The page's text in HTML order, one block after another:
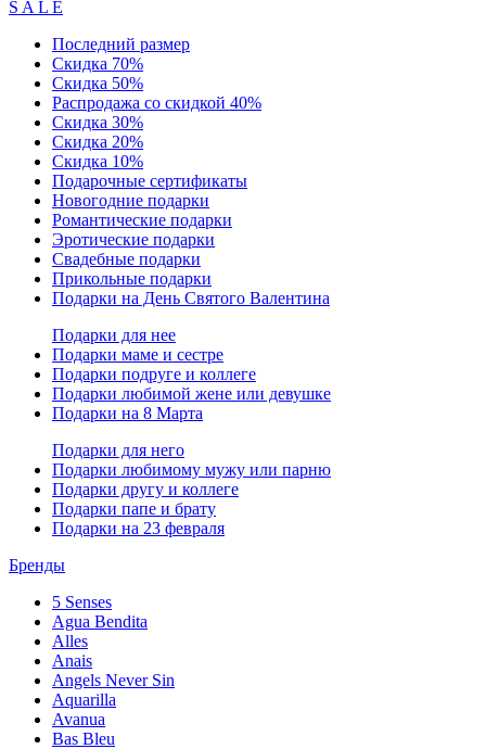
S A L E
Последний размер
Скидка 70%
Скидка 50%
Распродажа со скидкой 40%
Скидка 30%
Скидка 20%
Скидка 10%
Подарочные сертификаты
Новогодние подарки
Романтические подарки
Эротические подарки
Свадебные подарки
Прикольные подарки
Подарки на День Святого Валентина
Подарки для нее
Подарки маме и сестре
Подарки подруге и коллеге
Подарки любимой жене или девушке
Подарки на 8 Марта
Подарки для него
Подарки любимому мужу или парню
Подарки другу и коллеге
Подарки папе и брату
Подарки на 23 февраля
Бренды
5 Senses
Agua Bendita
Alles
Anais
Angels Never Sin
Aquarilla
Avanua
Bas Bleu